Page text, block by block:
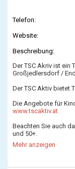
Telefon:
Website:
Beschreibung:
Der TSC Akriv ist
Großjedlersdorf /
Der TSC Aktiv bietet
Die Angebote für
www.tscaktiv.at
Beachten Sie auch
und 50+.
Mehr anzeigen